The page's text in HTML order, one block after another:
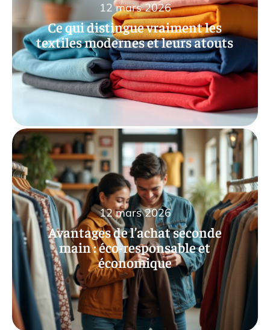
Ce qui distingue vraiment les
textiles modernes et leurs atouts
12 mars 2026
Avantages de l’achat seconde
main : éco-responsable et
économique
12 mars 2026